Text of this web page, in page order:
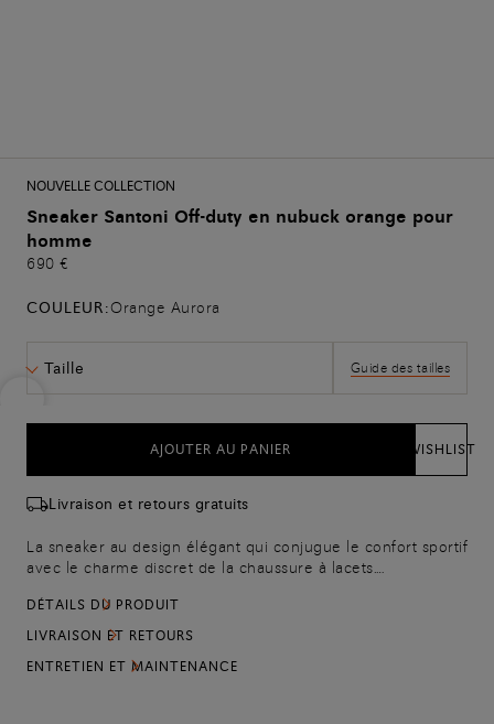
NOUVELLE COLLECTION
Sneaker Santoni Off-duty en nubuck orange pour
homme
690 €
COULEUR:Orange Aurora
Taille Guide des tailles
AJOUTER AU PANIER WISHLIST
Livraison et retours gratuits
La sneaker au design élégant qui conjugue le confort sportif
avec le charme discret de la chaussure à lacets.
léger, elle est rehaussée de la Velatura colorée à la main et
agrémentée de la surpiqûre Sigillo Arancio Santoni, la
fermeture à lacets élastiques permettent de la porter
DÉTAILS DU PRODUIT
LIVRAISON ET RETOURS
ENTRETIEN ET MAINTENANCE